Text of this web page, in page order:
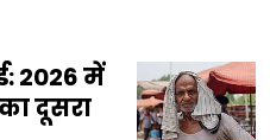
2026 में
दूसरा